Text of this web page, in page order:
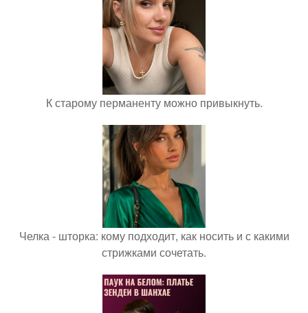
К старому перманенту можно привыкнуть.
Челка - шторка: кому подходит, как носить и с какими
стрижками сочетать.